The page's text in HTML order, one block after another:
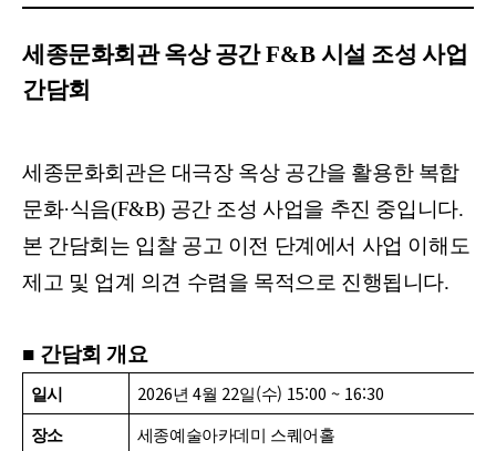
세종문화회관 옥상 공간F&B 시설 조성 사업
간담회
세종문화회관은 대극장 옥상 공간을 활용한 복합
문화·식음(F&B) 공간 조성 사업을 추진 중입니다.
본 간담회는 입찰 공고 이전 단계에서 사업 이해도
제고 및 업계 의견 수렴을 목적으로 진행됩니다.
■ 간담회 개요
일시 2026년 4월 22일(수) 15:00 ~ 16:30
장소 세종예술아카데미 스퀘어홀